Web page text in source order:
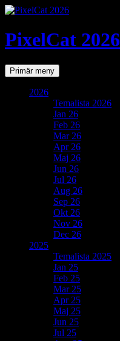
PixelCat 2026
SökPrimär meny Gå
till
2026
Temalista 2026
Jan 26
Feb 26
Mar 26
Apr 26
Maj 26
Jun 26
Jul 26
Aug 26
Sep 26
Okt 26
Nov 26
Dec 26
2025
Temalista 2025
Jan 25
Feb 25
Mar 25
Apr 25
Maj 25
Jun 25
Jul 25